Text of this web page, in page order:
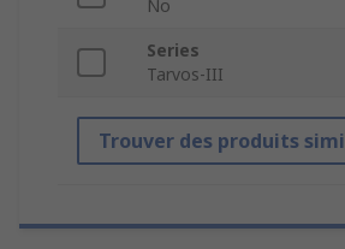
No
Series
Tarvos-III
Trouver des produits